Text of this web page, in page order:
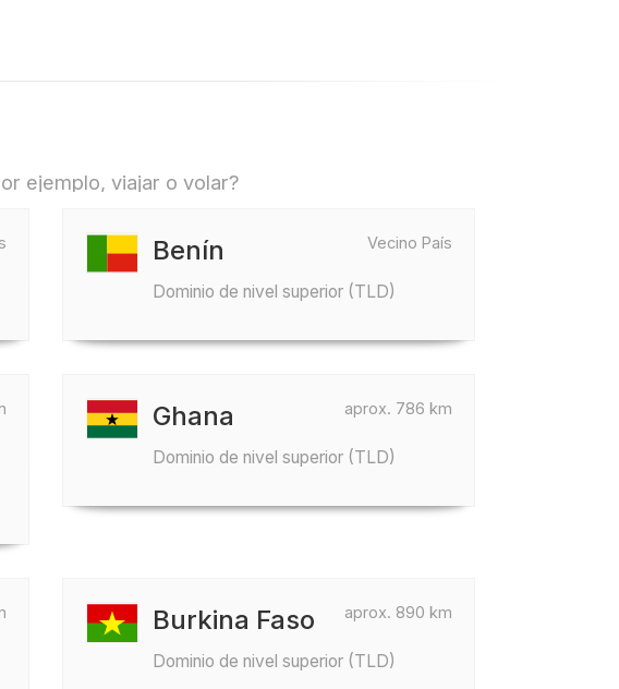
ejemplo, viajar o volar?
Vecino País
Benín
Dominio de nivel superior (TLD)
aprox. 786 km
Ghana
Dominio de nivel superior (TLD)
aprox. 890 km
Burkina Faso
Dominio de nivel superior (TLD)